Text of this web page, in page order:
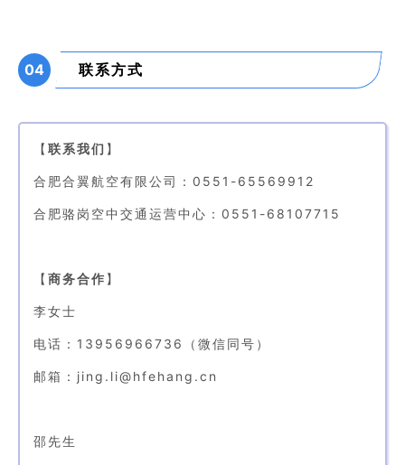
04 联系方式
【 联系我们 】
合肥合翼航空有限公司：0551-65569912
合肥骆岗空中交通运营中心：0551-68107715
【 商务合作 】
李女士
电话：13956966736（微信同号）
邮箱：jing.li@hfehang.cn
邵先生